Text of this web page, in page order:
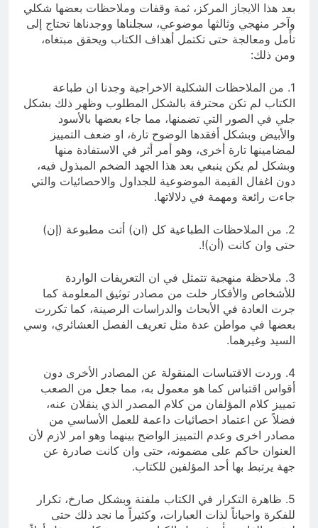
بعد هذا الايجاز المركز، ثمة وقفات وملاحظات بعضها شكلي
وآخر منهجي وثالثها موضوعي، سجلناها ووجدناها تحتاج إلى
تأمل ومعالجة حتى تكتمل أهداف الكتاب ويحقق مبتغاه،
ومن ذلك:
1. من الملاحظات الشكلية الاخراجية وجدنا ان طباعة
الكتاب لم تكن محترفة بالشكل المطلوب وظهر ذلك بشكل
جلي في الصور التي تضمنها، مما جاء بعضها بالأسود
والأبيض وبشكل أفقدها الوضوح تارة، او ضعف التمييز
لمضامينها تارة أخرى، وهو أمر أثر في الاستفادة منها
وبشكل لم يكن ينبغي بعد هذا الجهد الضخم المبذول فيه،
دون اغفال القيمة الموضوعية للجداول والاحصائيات والتي
جاءت رائعة ومهمة في دلالاتها.
2. من الملاحظات الطباعية كل (ان) أتت مطبوعة (إن)
حتى وان كانت (أن)!.
3. ملاحظة منهجية تتمثل في ان التعريفات الواردة
للأشخاص والأفكار خلت من مصادر توثيق المعلومة كما
جرت العادة في الأبحاث والدراسات الرصينة، كما تكررت
بعضها في مواطن عدة مثل تعريف الفصل العشائري، وسي
السيد وغيرهما.
4. وردت الاقتباسات المنقولة عن المصادر الأخرى دون
أقواس اقتباس كما هو معمول به، مما جعل من الصعب
تمييز كلام المؤلفان من كلام المصدر الذي ينقلان عنه،
فضلاً عن اعتماد احصائيات داعمة للعمل الأساسي من
مصادر اخرى وعدم التمييز الواضح بينهما وهو امر لازم لأن
العنوان حاكم على مضمونه، حتى وان كانت صادرة عن
جهة يرتبط بها أحد المؤلفين للكتاب.
5. ظاهرة التكرار في الكتاب ملفتة وبشكل صارخ، تكرار
للفكرة واحياناً لذات العبارات، وكثيراً ما نجد ذلك حتى